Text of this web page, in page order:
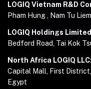
LOGIQ Vietnam R&D
Pham Hung , Nam Tu
LOGIQ Holdings
Bedford Road, Tai Kok
North Africa LOGIQ LLC:
Capital Mall, First
Egypt